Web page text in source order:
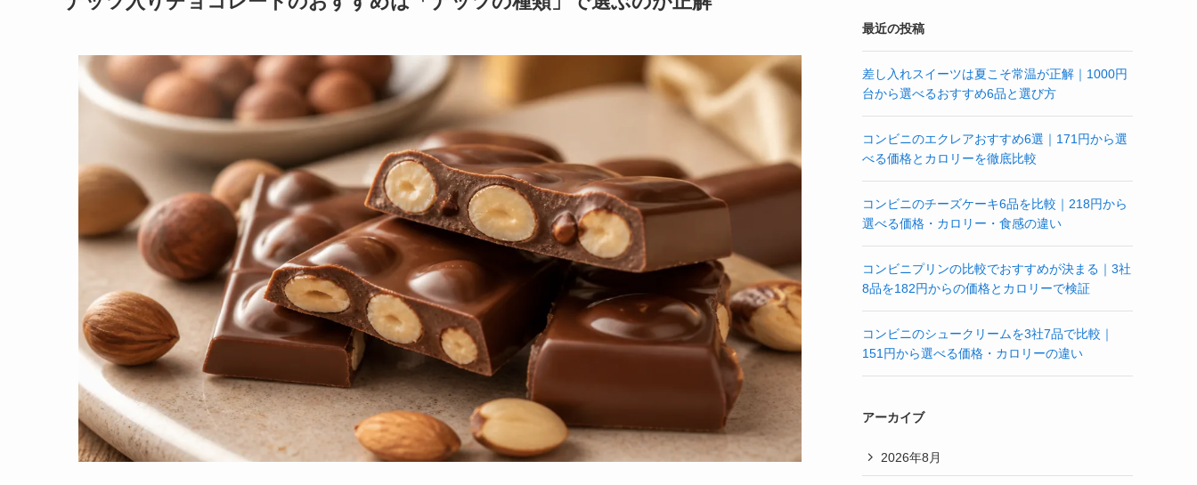
最近の投稿
差し入れスイーツは夏こそ常温が正解｜1000円
台から選べるおすすめ6品と選び方
コンビニのエクレアおすすめ6選｜171円から選
べる価格とカロリーを徹底比較
コンビニのチーズケーキ6品を比較｜218円から
選べる価格・カロリー・食感の違い
コンビニプリンの比較でおすすめが決まる｜3社
8品を182円からの価格とカロリーで検証
コンビニのシュークリームを3社7品で比較｜
151円から選べる価格・カロリーの違い
アーカイブ
2026年8月